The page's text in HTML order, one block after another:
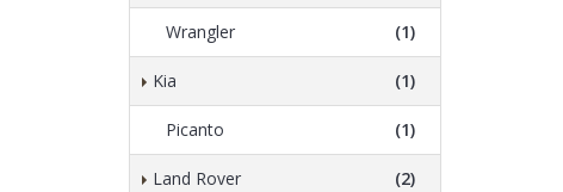
Wrangler (1)
Kia (1)
Picanto (1)
Land Rover (2)